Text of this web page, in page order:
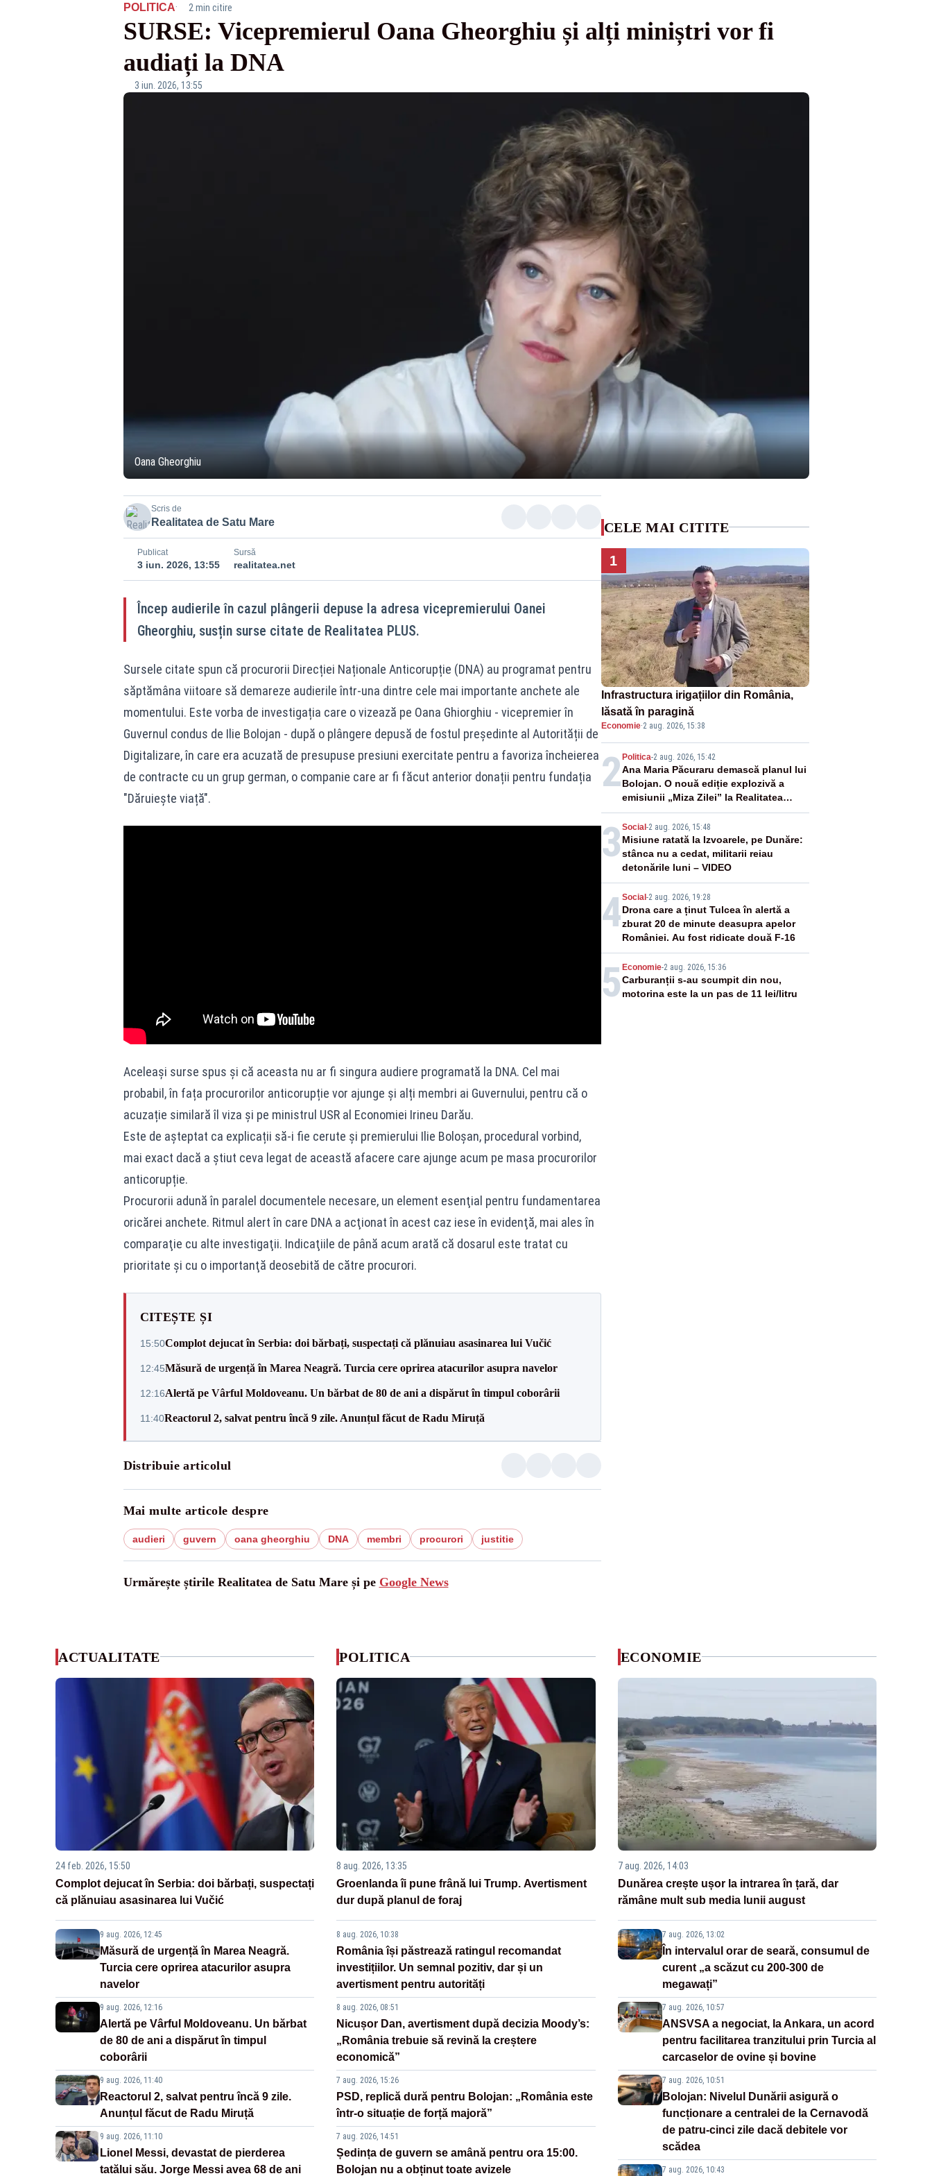
POLITICA· 2 min citire
SURSE: Vicepremierul Oana Gheorghiu și alți miniștri vor fi
audiați la DNA
3 iun. 2026, 13:55
Oana Gheorghiu
Scris de
Realitatea de Satu Mare
Publicat
3 iun. 2026, 13:55
Sursă
realitatea.net
Încep audierile în cazul plângerii depuse la adresa vicepremierului Oanei
Gheorghiu, susțin surse citate de Realitatea PLUS.
Sursele citate spun că procurorii Direcției Naționale Anticorupție (DNA) au programat pentru
săptămâna viitoare să demareze audierile într-una dintre cele mai importante anchete ale
momentului. Este vorba de investigația care o vizează pe Oana Ghiorghiu - vicepremier în
Guvernul condus de Ilie Bolojan - după o plângere depusă de fostul președinte al Autorității de
Digitalizare, în care era acuzată de presupuse presiuni exercitate pentru a favoriza încheierea
de contracte cu un grup german, o companie care ar fi făcut anterior donații pentru fundația
"Dăruiește viață".
Aceleași surse spus și că aceasta nu ar fi singura audiere programată la DNA. Cel mai
probabil, în fața procurorilor anticorupție vor ajunge și alți membri ai Guvernului, pentru că o
acuzație similară îl viza și pe ministrul USR al Economiei Irineu Darău.
Este de așteptat ca explicații să-i fie cerute și premierului Ilie Boloșan, procedural vorbind,
mai exact dacă a știut ceva legat de această afacere care ajunge acum pe masa procurorilor
anticorupție.
Procurorii adună în paralel documentele necesare, un element esenţial pentru fundamentarea
oricărei anchete. Ritmul alert în care DNA a acţionat în acest caz iese în evidenţă, mai ales în
comparaţie cu alte investigaţii. Indicaţiile de până acum arată că dosarul este tratat cu
prioritate şi cu o importanţă deosebită de către procurori.
CITEȘTE ȘI
15:50Complot dejucat în Serbia: doi bărbați, suspectați că plănuiau asasinarea lui Vučić
12:45Măsură de urgență în Marea Neagră. Turcia cere oprirea atacurilor asupra navelor
12:16Alertă pe Vârful Moldoveanu. Un bărbat de 80 de ani a dispărut în timpul coborârii
11:40Reactorul 2, salvat pentru încă 9 zile. Anunțul făcut de Radu Miruță
Distribuie articolul
Mai multe articole despre
audieri guvern oana gheorghiu DNA membri procurori justitie
Urmărește știrile Realitatea de Satu Mare și pe Google News
CELE MAI CITITE
1
Infrastructura irigațiilor din România,
lăsată în paragină
Economie·2 aug. 2026, 15:38
2Politica-2 aug. 2026, 15:42
Ana Maria Păcuraru demască planul lui
Bolojan. O nouă ediție explozivă a
emisiunii „Miza Zilei” la Realitatea
PLUS
3 Social-2 aug. 2026, 15:48
Misiune ratată la Izvoarele, pe Dunăre:
stânca nu a cedat, militarii reiau
detonările luni – VIDEO
4Social-2 aug. 2026, 19:28
Drona care a ținut Tulcea în alertă a
zburat 20 de minute deasupra apelor
României. Au fost ridicate două F-16
5 Economie-2 aug. 2026, 15:36
Carburanții s-au scumpit din nou,
motorina este la un pas de 11 lei/litru
ACTUALITATE
24 feb. 2026, 15:50
Complot dejucat în Serbia: doi bărbați, suspectați
că plănuiau asasinarea lui Vučić
9 aug. 2026, 12:45
Măsură de urgență în Marea Neagră.
Turcia cere oprirea atacurilor asupra
navelor
9 aug. 2026, 12:16
Alertă pe Vârful Moldoveanu. Un bărbat
de 80 de ani a dispărut în timpul
coborârii
9 aug. 2026, 11:40
Reactorul 2, salvat pentru încă 9 zile.
Anunțul făcut de Radu Miruță
9 aug. 2026, 11:10
Lionel Messi, devastat de pierderea
tatălui său. Jorge Messi avea 68 de ani
POLITICA
8 aug. 2026, 13:35
Groenlanda îi pune frână lui Trump. Avertisment
dur după planul de foraj
8 aug. 2026, 10:38
România își păstrează ratingul recomandat
investițiilor. Un semnal pozitiv, dar și un
avertisment pentru autorități
8 aug. 2026, 08:51
Nicușor Dan, avertisment după decizia Moody’s:
„România trebuie să revină la creștere
economică”
7 aug. 2026, 15:26
PSD, replică dură pentru Bolojan: „România este
într-o situație de forță majoră”
7 aug. 2026, 14:51
Ședința de guvern se amână pentru ora 15:00.
Bolojan nu a obținut toate avizele
ECONOMIE
7 aug. 2026, 14:03
Dunărea crește ușor la intrarea în țară, dar
rămâne mult sub media lunii august
7 aug. 2026, 13:02
În intervalul orar de seară, consumul de
curent „a scăzut cu 200-300 de
megawați”
7 aug. 2026, 10:57
ANSVSA a negociat, la Ankara, un acord
pentru facilitarea tranzitului prin Turcia al
carcaselor de ovine și bovine
7 aug. 2026, 10:51
Bolojan: Nivelul Dunării asigură o
funcționare a centralei de la Cernavodă
de patru-cinci zile dacă debitele vor
scădea
7 aug. 2026, 10:43